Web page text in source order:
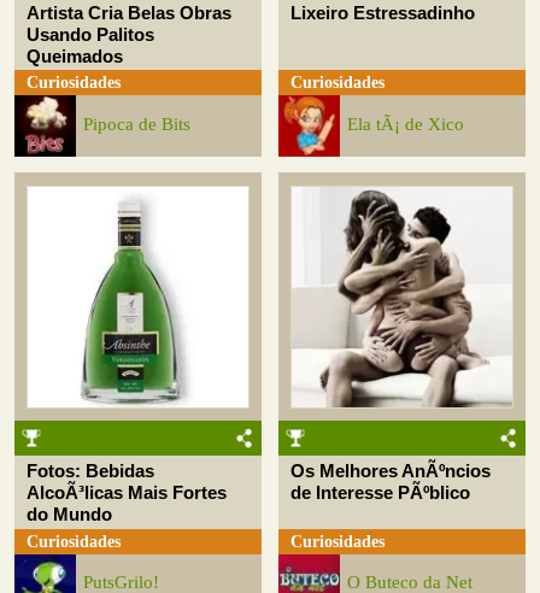
Artista Cria Belas Obras
Usando Palitos
Queimados
Curiosidades
Pipoca de Bits
Lixeiro Estressadinho
Curiosidades
Ela tÃ¡ de Xico
Fotos: Bebidas
AlcoÃ³licas Mais Fortes
do Mundo
Curiosidades
PutsGrilo!
Os Melhores AnÃºncios
de Interesse PÃºblico
Curiosidades
O Buteco da Net